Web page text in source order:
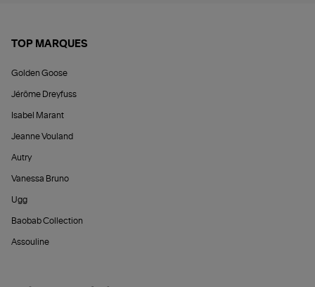
TOP MARQUES
Golden Goose
Jérôme Dreyfuss
Isabel Marant
Jeanne Vouland
Autry
Vanessa Bruno
Ugg
Baobab Collection
Assouline